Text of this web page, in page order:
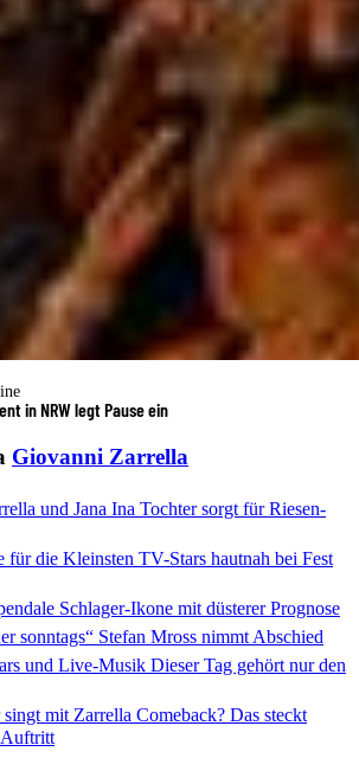
in NRW legt Pause ein
Giovanni Zarrella
und Jana Ina Tochter sorgt für Riesen-
für die Kleinsten TV-Stars hautnah bei Fest
Schlager-Ikone mit düsterer Prognose
sonntags“ Stefan Mross nimmt Abschied
und Live-Musik Dieser Tag gehört nur den
mit Zarrella Comeback? Das steckt